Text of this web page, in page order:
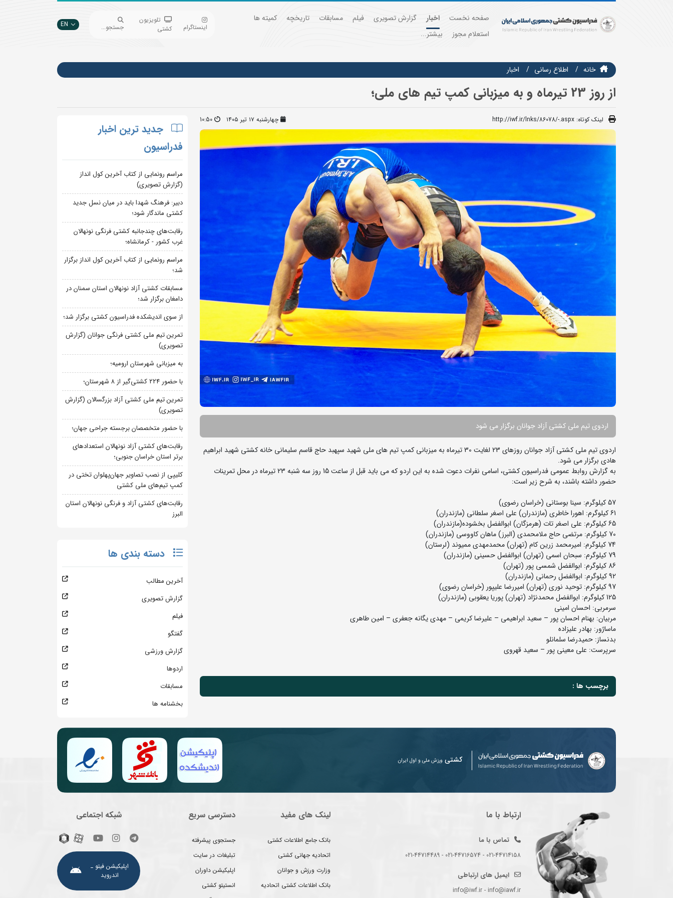
صفحه نخست اخبار گزارش تصویری فیلم مسابقات تاریخچه
کمیته ها
استعلام مجوز
بیشتر...
اینستاگرام
تلویزیون
کشتی
جستجو... EN
خانه اطلاع رسانی اخبار
از روز 23 تیرماه و به میزبانی کمپ تیم های ملی؛
لینک کوتاه: http://iwf.ir/lnks/86078/-.aspx چهارشنبه ۱۷ تیر ۱۴۰۵ 10:50
اردوی تیم ملی کشتی آزاد جوانان برگزار می شود
اردوی تیم ملی کشتی آزاد جوانان روزهای 23 لغایت 30 تیرماه به میزبانی کمپ تیم های ملی شهید سپهبد حاج قاسم سلیمانی خانه کشتی شهید ابراهیم
هادی برگزار می شود.
به گزارش روابط عمومی فدراسیون کشتی، اسامی نفرات دعوت شده به این اردو که می باید قبل از ساعت 15 روز سه شنبه 23 تیرماه در محل تمرینات
حضور داشته باشند، به شرح زیر است:
57 کیلوگرم: سینا بوستانی (خراسان رضوی)
61 کیلوگرم: اهورا خاطری (مازندران) علی اصغر سلطانی (مازندران)
65 کیلوگرم: علی اصغر تات (هرمزگان) ابوالفضل بخشوده(مازندران)
70 کیلوگرم: مرتضی حاج ملامحمدی (البرز) ماهان کاووسی (مازندران)
74 کیلوگرم: امیرمحمد زرین کام (تهران) محمدمهدی ممیوند (لرستان)
79 کیلوگرم: سبحان اسمی (تهران) ابوالفضل حسینی (مازندران)
86 کیلوگرم: ابوالفضل شمسی پور (تهران)
92 کیلوگرم: ابوالفضل رحمانی (مازندران)
97 کیلوگرم: توحید نوری (تهران) امیررضا علیپور (خراسان رضوی)
125 کیلوگرم: ابوالفضل محمدنژاد (تهران) پوریا یعقوبی (مازندران)
سرمربی: احسان امینی
مربیان: بهنام احسان پور – سعید ابراهیمی – علیرضا کریمی – مهدی یگانه جعفری – امین طاهری
ماساژور: بهادر علیزاده
بدنساز: حمیدرضا سلمانلو
سرپرست: علی معینی پور – سعید قهروی
برچسب ها :
جدید ترین اخبار
فدراسیون
مراسم رونمایی از کتاب آخرین کول انداز
(گزارش تصویری)
دبیر: فرهنگ شهدا باید در میان نسل جدید
کشتی ماندگار شود؛
رقابت‌های چندجانبه کشتی فرنگی نونهالان
غرب کشور - کرمانشاه؛
مراسم رونمایی از کتاب آخرین کول انداز برگزار
شد؛
مسابقات کشتی آزاد نونهالان استان سمنان در
دامغان برگزار شد؛
از سوی اندیشکده فدراسیون کشتی برگزار شد؛
تمرین تیم ملی کشتی فرنگی جوانان (گزارش
تصویری)
به میزبانی شهرستان ارومیه؛
با حضور ۲۲۴ کشتی‌گیر از ۸ شهرستان؛
تمرین تیم ملی کشتی آزاد بزرگسالان (گزارش
تصویری)
با حضور متخصصان برجسته جراحی جهان؛
رقابت‌های کشتی آزاد نونهالان استعدادهای
برتر استان خراسان جنوبی؛
کلیپی از نصب تصاویر جهان‌پهلوان تختی در
کمپ تیم‌های ملی کشتی
رقابت‌های کشتی آزاد و فرنگی نونهالان استان
البرز
دسته بندی ها
آخرین مطالب
گزارش تصویری
فیلم
گفتگو
گزارش ورزشی
اردوها
مسابقات
بخشنامه ها
کشتی ورزش ملی و اول ایران
ارتباط با ما
تماس با ما
021-44714158 - 021-44716574 - 021-44714489
ایمیل های ارتباطی
info@iwf.ir - info@iawf.ir
لینک های مفید
بانک جامع اطلاعات کشتی
اتحادیه جهانی کشتی
وزارت ورزش و جوانان
بانک اطلاعات کشتی اتحادیه
دسترسی سریع
جستجوی پیشرفته
تبلیغات در سایت
اپلیکیشن داوران
انستیتو کشتی
شبکه اجتماعی
اپلیکیشن فیتو ـ
اندروید